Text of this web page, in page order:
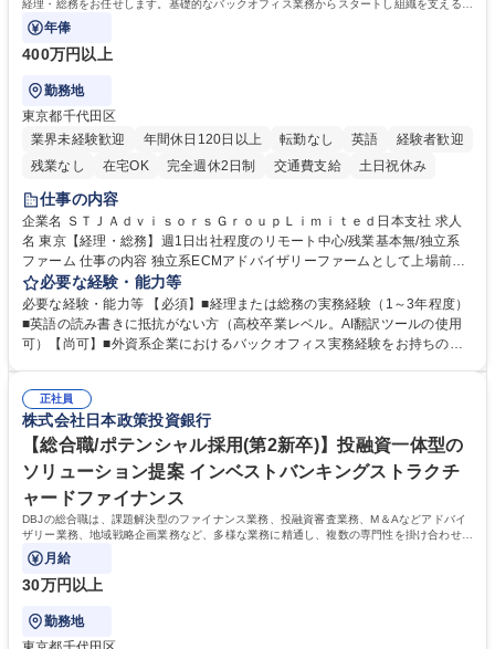
経理・総務をお任せします。基礎的なバックオフィス業務からスタートし組織を支える専
任担当として広く活躍できる環境です。
年俸
400万円以上
勤務地
東京都千代田区
業界未経験歓迎
年間休日120日以上 転勤なし 英語
経験者歓迎
残業なし
在宅OK 完全週休2日制 交通費支給 土日祝休み
仕事の内容
企業名 ＳＴＪＡｄｖｉｓｏｒｓＧｒｏｕｐＬｉｍｉｔｅｄ日本支社 求人
名 東京【経理・総務】週1日出社程度のリモート中心/残業基本無/独立系
ファーム 仕事の内容 独立系ECMアドバイザリーファームとして上場前後
の資本市場戦略を設計する当社にて経理・総務をお任せします。基礎的な
バックオフィス業務からスタートし組織を支える専任担当として広く活躍
できる環境です。 ■日常経理、月次および年次決算サポート業務 ■本国
（グローバル）との英文メール対応（AI翻訳ツール等を使用しての対応で
業務をお任せします。残業も基本的には発生せず、ご自身のペースで業務
を進めやすく定着率の高い環境です。 募集職種 東京【経理・総務】週1日
出社程度のリモート中心/残業基本無/独立系ファーム
必要な経験・能力等
必要な経験・能力等 【必須】■経理または総務の実務経験（1～3年程度）
■英語の読み書きに抵抗がない方（高校卒業レベル。AI翻訳ツールの使用
可）【尚可】■外資系企業におけるバックオフィス実務経験をお持ちの方
【働き方について】現在は週4日程度の在宅勤務を実施しており、ワーク
ライフバランスを重視する方に最適な環境です（フルリモートも面接で相
談可）。【求める人物像】幅広いバックオフィス業務に柔軟に対応でき、
社内外と円滑にコミュニケーションを取りながら業務を推進できる方 学
歴・資格 学歴：大学院 大学 高専 短大 専修学校 高校 語学力： 資格：
正社員
株式会社日本政策投資銀行
【総合職/ポテンシャル採用(第2新卒)】投融資一体型の
ソリューション提案 インベストバンキングストラクチ
ャードファイナンス
DBJの総合職は、課題解決型のファイナンス業務、投融資審査業務、M＆Aなどアドバイ
ザリー業務、地域戦略企画業務など、多様な業務に精通し、複数の専門性を掛け合わせて
広く社会に貢献していく職種です。
月給
30万円以上
勤務地